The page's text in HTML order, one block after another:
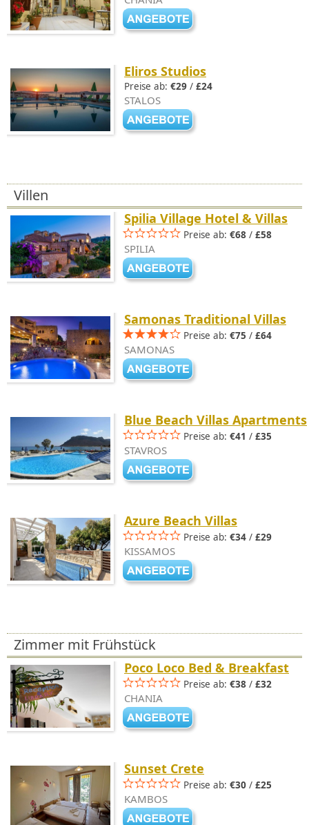
Eliros Studios
Preise ab: €29 / £24
STALOS
Villen
Spilia Village Hotel & Villas
Preise ab: €68 / £58
SPILIA
Samonas Traditional Villas
Preise ab: €75 / £64
SAMONAS
Blue Beach Villas Apartments
Preise ab: €41 / £35
STAVROS
Azure Beach Villas
Preise ab: €34 / £29
KISSAMOS
Zimmer mit Frühstück
Poco Loco Bed & Breakfast
Preise ab: €38 / £32
CHANIA
Sunset Crete
Preise ab: €30 / £25
KAMBOS